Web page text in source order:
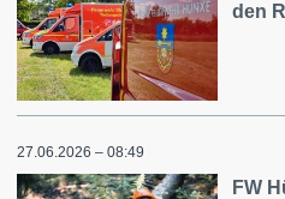
den
27.06.2026 – 08:49
FW